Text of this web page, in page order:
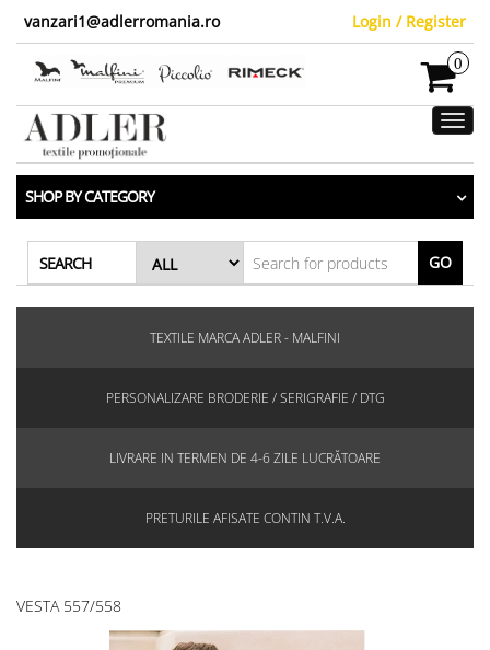
vanzari1@adlerromania.ro Login / Register
0
SHOP BY CATEGORY
SEARCH GO
TEXTILE MARCA ADLER - MALFINI
PERSONALIZARE BRODERIE / SERIGRAFIE / DTG
LIVRARE IN TERMEN DE 4-6 ZILE LUCRĂTOARE
PRETURILE AFISATE CONTIN T.V.A.
VESTA 557/558